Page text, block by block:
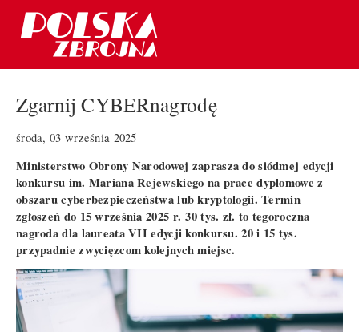
Zgarnij CYBERnagrodę
środa, 03 września 2025
Ministerstwo Obrony Narodowej zaprasza do siódmej edycji
konkursu im. Mariana Rejewskiego na prace dyplomowe z
obszaru cyberbezpieczeństwa lub kryptologii. Termin
zgłoszeń do 15 września 2025 r. 30 tys. zł. to tegoroczna
nagroda dla laureata VII edycji konkursu. 20 i 15 tys.
przypadnie zwycięzcom kolejnych miejsc.